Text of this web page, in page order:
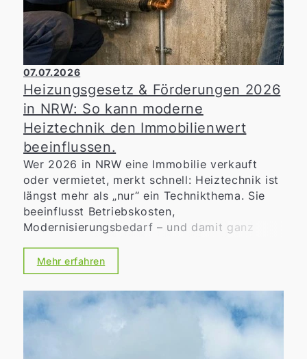
07.07.2026
Heizungsgesetz & Förderungen 2026
in NRW: So kann moderne
Heiztechnik den Immobilienwert
beeinflussen.
Wer 2026 in NRW eine Immobilie verkauft
oder vermietet, merkt schnell: Heiztechnik ist
längst mehr als „nur“ ein Technikthema. Sie
beeinflusst Betriebskosten,
Modernisierungsbedarf – und damit ganz
Kaufinteressenten oder Mietern. Gleichzeitig
sorgen Heizungsgesetz, kommunale
Wärmeplanung und Förderprogramme für
neue Chancen, aber auch für Unsicherheit.
Mehr erfahren